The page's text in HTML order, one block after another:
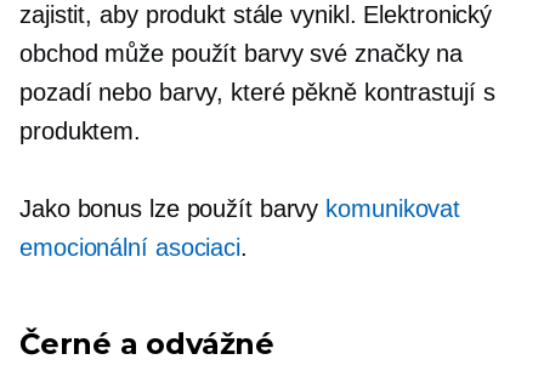
zajistit, aby produkt stále vynikl. Elektronický
obchod může použít barvy své značky na
pozadí nebo barvy, které pěkně kontrastují s
produktem.
Jako bonus lze použít barvy komunikovat
emocionální asociaci.
Černé a odvážné